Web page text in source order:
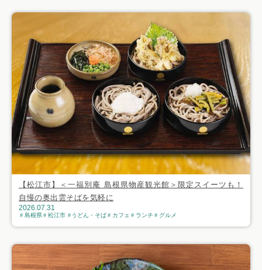
【松江市】＜一福別庵 島根県物産観光館＞限定スイーツも！
自慢の奥出雲そばを気軽に
2026.07.31
島根県 松江市 うどん・そば カフェ ランチ グルメ